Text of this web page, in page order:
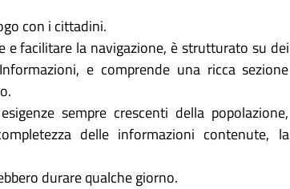
con i cittadini.
facilitare la navigazione, è strutturato su dei
e comprende una ricca sezione
sempre crescenti della popolazione,
delle informazioni contenute, la
durare qualche giorno.